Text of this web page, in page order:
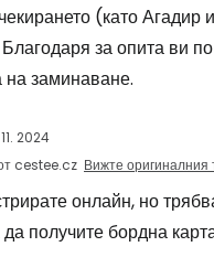
(като Агадир
за опита ви
на заминаване.
2024
cestee.cz Вижте оригиналния
онлайн, но
получите бордна